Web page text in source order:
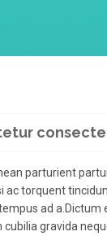
parturient
ac torquent
ad a.Dictum
cubilia gravida